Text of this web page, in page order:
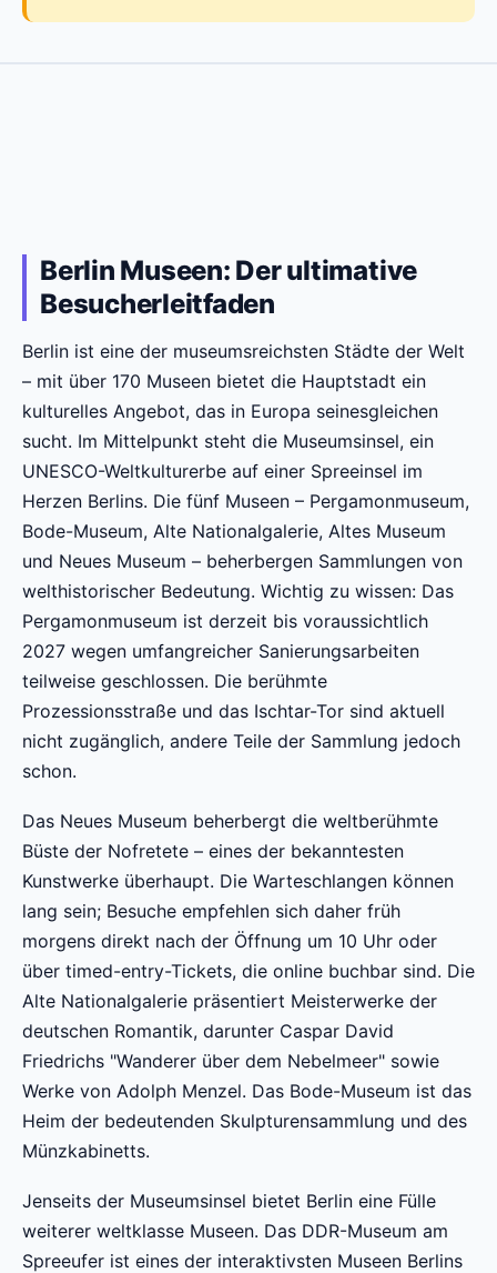
Berlin Museen: Der ultimative
Besucherleitfaden
Berlin ist eine der museumsreichsten Städte der Welt
– mit über 170 Museen bietet die Hauptstadt ein
kulturelles Angebot, das in Europa seinesgleichen
sucht. Im Mittelpunkt steht die Museumsinsel, ein
UNESCO-Weltkulturerbe auf einer Spreeinsel im
Herzen Berlins. Die fünf Museen – Pergamonmuseum,
Bode-Museum, Alte Nationalgalerie, Altes Museum
und Neues Museum – beherbergen Sammlungen von
welthistorischer Bedeutung. Wichtig zu wissen: Das
Pergamonmuseum ist derzeit bis voraussichtlich
2027 wegen umfangreicher Sanierungsarbeiten
teilweise geschlossen. Die berühmte
Prozessionsstraße und das Ischtar-Tor sind aktuell
nicht zugänglich, andere Teile der Sammlung jedoch
schon.
Das Neues Museum beherbergt die weltberühmte
Büste der Nofretete – eines der bekanntesten
Kunstwerke überhaupt. Die Warteschlangen können
lang sein; Besuche empfehlen sich daher früh
morgens direkt nach der Öffnung um 10 Uhr oder
über timed-entry-Tickets, die online buchbar sind. Die
Alte Nationalgalerie präsentiert Meisterwerke der
deutschen Romantik, darunter Caspar David
Friedrichs "Wanderer über dem Nebelmeer" sowie
Werke von Adolph Menzel. Das Bode-Museum ist das
Heim der bedeutenden Skulpturensammlung und des
Münzkabinetts.
Jenseits der Museumsinsel bietet Berlin eine Fülle
weiterer weltklasse Museen. Das DDR-Museum am
Spreeufer ist eines der interaktivsten Museen Berlins